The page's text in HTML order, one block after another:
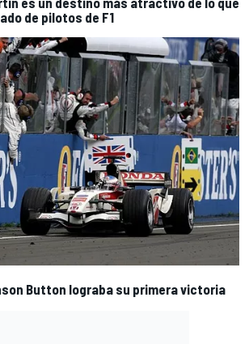
de pilotos de F1
Button lograba su primera victoria